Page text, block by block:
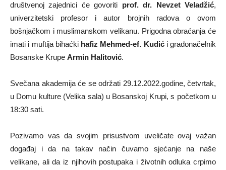
društvenoj zajednici će govoriti prof. dr. Nevzet Veladžić,
univerzitetski profesor i autor brojnih radova o ovom
bošnjačkom i muslimanskom velikanu. Prigodna obraćanja će
imati i muftija bihaćki hafiz Mehmed-ef. Kudići gradonačelnik
Bosanske Krupe Armin Halitović.
Svečana akademija će se održati 29.12.2022.godine, četvrtak,
u Domu kulture (Velika sala) u Bosanskoj Krupi, s početkom u
18:30 sati.
Pozivamo vas da svojim prisustvom uveličate ovaj važan
događaj i da na takav način čuvamo sjećanje na naše
velikane, ali da iz njihovih postupaka i životnih odluka crpimo